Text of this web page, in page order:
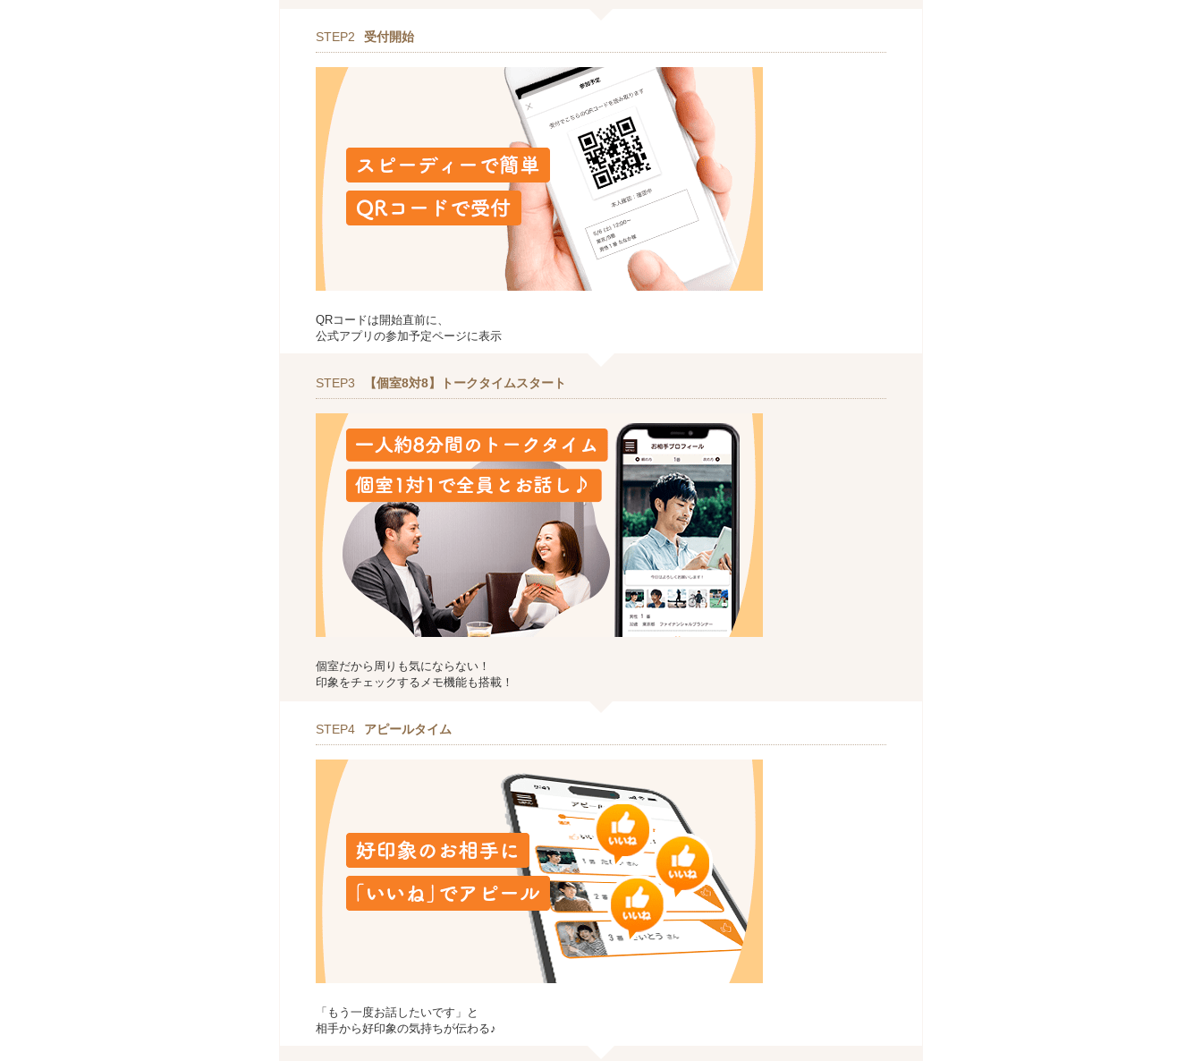
STEP2 受付開始
QRコードは開始直前に、
公式アプリの参加予定ページに表示
STEP3 【個室8対8】トークタイムスタート
個室だから周りも気にならない！
印象をチェックするメモ機能も搭載！
STEP4 アピールタイム
「もう一度お話したいです」と
相手から好印象の気持ちが伝わる♪